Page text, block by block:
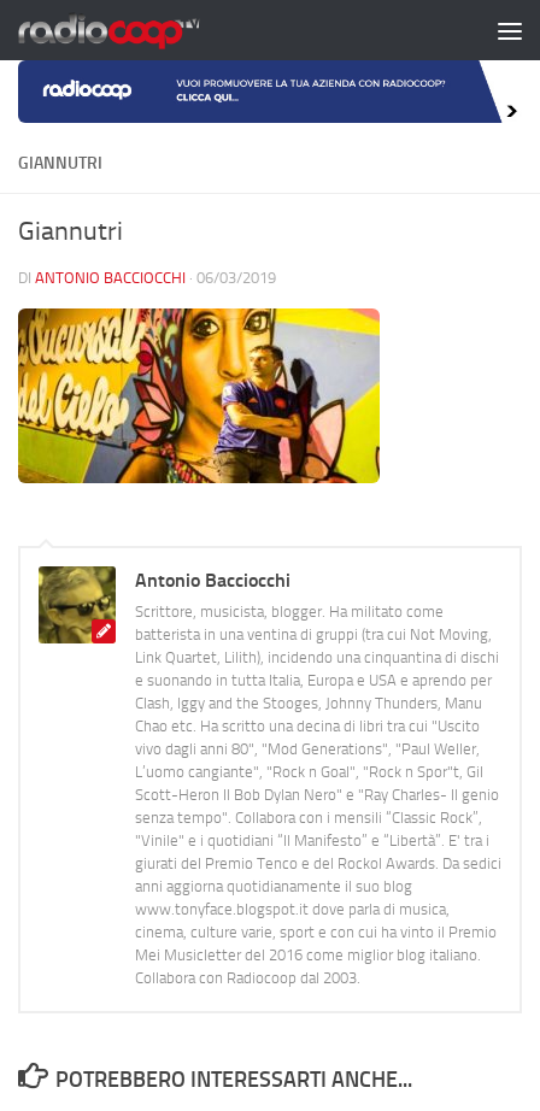
Salta al contenuto
GIANNUTRI
Giannutri
DI ANTONIO BACCIOCCHI · 06/03/2019
Antonio Bacciocchi
Scrittore, musicista, blogger. Ha militato come
batterista in una ventina di gruppi (tra cui Not Moving,
Link Quartet, Lilith), incidendo una cinquantina di dischi
e suonando in tutta Italia, Europa e USA e aprendo per
Clash, Iggy and the Stooges, Johnny Thunders, Manu
Chao etc. Ha scritto una decina di libri tra cui "Uscito
vivo dagli anni 80", "Mod Generations", "Paul Weller,
L’uomo cangiante", "Rock n Goal", "Rock n Spor"t, Gil
Scott-Heron Il Bob Dylan Nero" e "Ray Charles- Il genio
senza tempo". Collabora con i mensili “Classic Rock”,
"Vinile" e i quotidiani “Il Manifesto” e “Libertà”. E' tra i
giurati del Premio Tenco e del Rockol Awards. Da sedici
anni aggiorna quotidianamente il suo blog
www.tonyface.blogspot.it dove parla di musica,
cinema, culture varie, sport e con cui ha vinto il Premio
Mei Musicletter del 2016 come miglior blog italiano.
Collabora con Radiocoop dal 2003.
POTREBBERO INTERESSARTI ANCHE...